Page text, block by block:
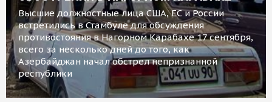
Высшие должностные лица США, ЕС и России
встретились в Стамбуле для обсуждения
противостояния в Нагорном Карабахе 17 сентября,
всего за несколько дней до того, как
Азербайджан начал обстрел непризнанной
республики